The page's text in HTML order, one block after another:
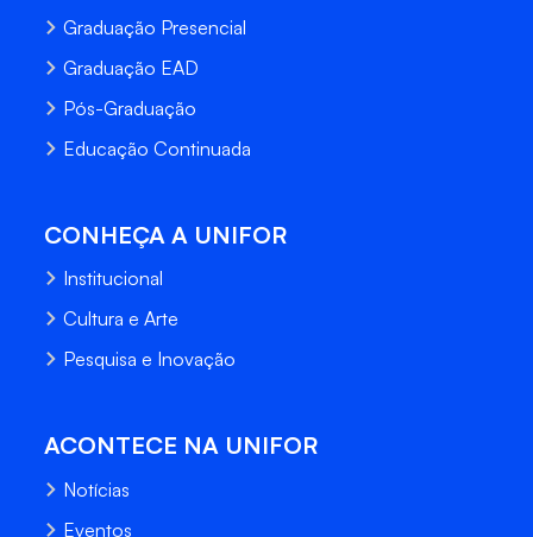
Graduação Presencial
Graduação EAD
Pós-Graduação
Educação Continuada
CONHEÇA A UNIFOR
Institucional
Cultura e Arte
Pesquisa e Inovação
ACONTECE NA UNIFOR
Notícias
Eventos